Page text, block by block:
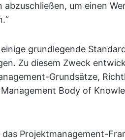
abzuschließen, um einen
grundlegende
Zu diesem Zweck
Grundsätze,
Body of
Projektmanagement-